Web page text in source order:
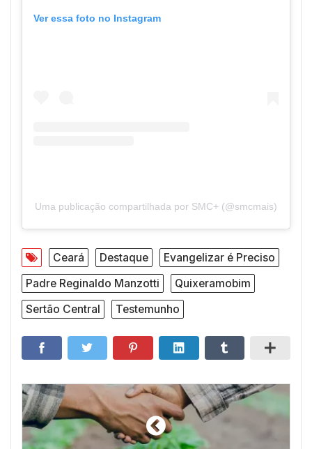
Ver essa foto no Instagram
Uma publicação compartilhada por SMC+ (@smcmais)
Ceará Destaque
Evangelizar é Preciso
Padre Reginaldo Manzotti
Quixeramobim
Sertão Central
Testemunho